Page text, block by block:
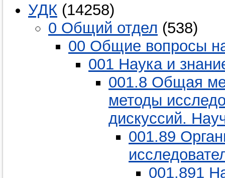
УДК (14258)
0 Общий отдел (538)
00 Общие вопросы
001 Наука и
001.8 Общая
методы
дискуссий.
001.89
001.891